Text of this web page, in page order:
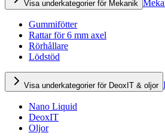
Visa underkategorier för Mekanik
Gummifötter
Rattar för 6 mm axel
Rörhållare
Lödstöd
Visa underkategorier för DeoxIT & oljor
Nano Liquid
DeoxIT
Oljor